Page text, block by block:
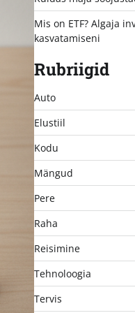
Mis on ETF? Algaja
kasvatamiseni
Rubriigid
Auto
Elustiil
Kodu
Mängud
Pere
Raha
Reisimine
Tehnoloogia
Tervis